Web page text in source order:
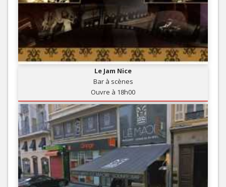
Le Jam Nice
Bar à scènes
Ouvre à 18h00